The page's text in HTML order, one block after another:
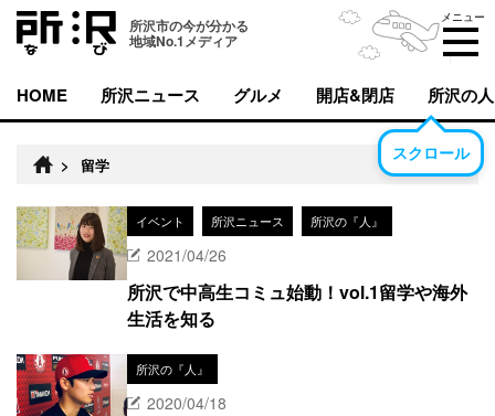
所沢市の今が分かる
地域No.1メディア
メニュー
HOME 所沢ニュース グルメ 開店&閉店 所沢の人
スクロール
> 留学
イベント 所沢ニュース 所沢の『人』
2021/04/26
所沢で中高生コミュ始動！vol.1留学や海外
生活を知る
所沢の『人』
2020/04/18